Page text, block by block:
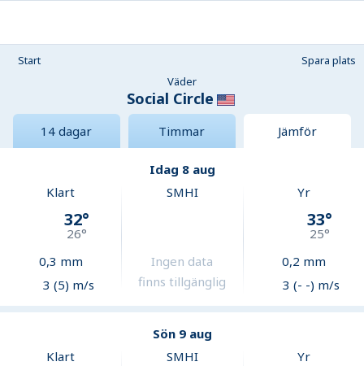
Start
Spara plats
Väder
Social Circle
14 dagar Timmar Jämför
Idag 8 aug
Klart
32°
26°
0,3 mm
3 (5) m/s
SMHI
Ingen data
finns tillgänglig
Yr
33°
25°
0,2 mm
3 (- -) m/s
Sön 9 aug
Klart
SMHI Yr